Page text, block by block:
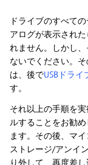
ドライブのすべて
アログが表示され
れません。しかし
ないでください。
は、後でUSBドラ
す。
それ以上の手順を
ルすることをお勧
ます。その後、マ
ストレージ/アンイ
り外して、再度差